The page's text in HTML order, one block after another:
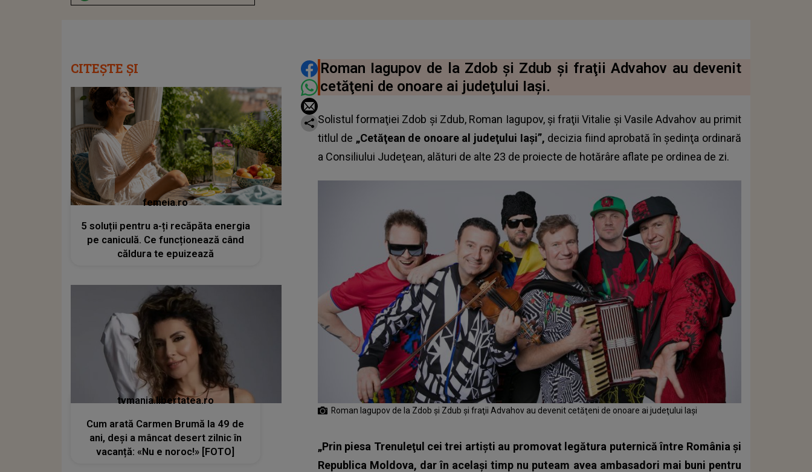
DISTRIBUIE ARTICOLUL
Roman Iagupov de la Zdob şi Zdub şi fraţii Advahov au devenit
cetăţeni de onoare ai judeţului Iaşi.
Solistul formaţiei Zdob şi Zdub, Roman Iagupov, şi fraţii Vitalie şi Vasile Advahov au primit
titlul de „Cetăţean de onoare al judeţului Iaşi”, decizia fiind aprobată în şedinţa ordinară
a Consiliului Judeţean, alături de alte 23 de proiecte de hotărâre aflate pe ordinea de zi.
Roman Iagupov de la Zdob şi Zdub şi fraţii Advahov au devenit cetăţeni de onoare ai judeţului Iaşi
„Prin piesa Trenuleţul cei trei artişti au promovat legătura puternică între România şi
Republica Moldova, dar în acelaşi timp nu puteam avea ambasadori mai buni pentru
CITEȘTE ȘI
femeia.ro
5 soluții pentru a-ți recăpăta energia
pe caniculă. Ce funcționează când
căldura te epuizează
tvmania.libertatea.ro
Cum arată Carmen Brumă la 49 de
ani, deși a mâncat desert zilnic în
vacanță: «Nu e noroc!» [FOTO]